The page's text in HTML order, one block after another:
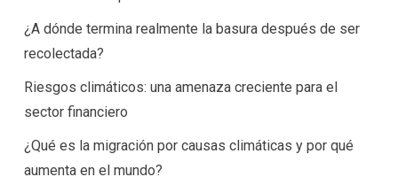
¿A dónde termina realmente la basura después de ser
recolectada?
Riesgos climáticos: una amenaza creciente para el
sector financiero
¿Qué es la migración por causas climáticas y por qué
aumenta en el mundo?